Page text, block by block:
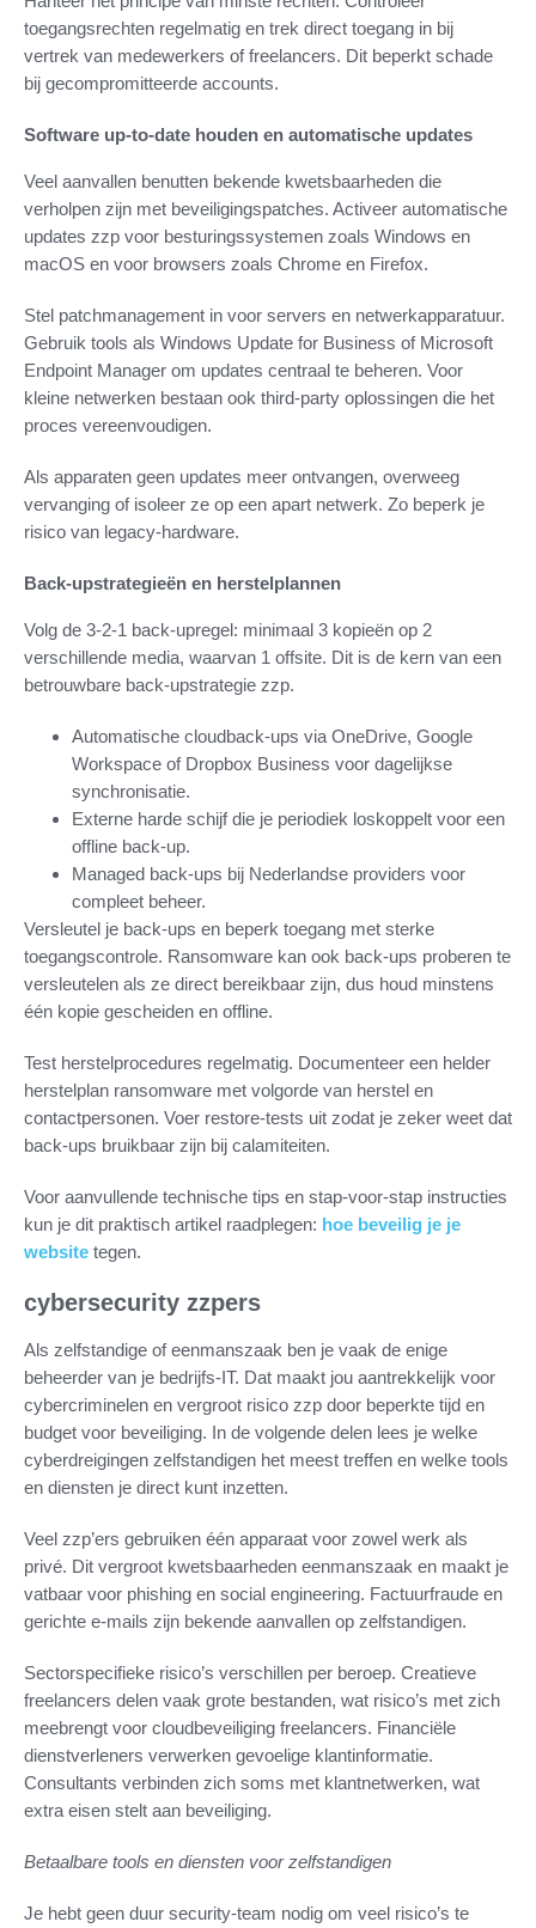
toegangsrechten regelmatig en trek direct toegang in bij
vertrek van medewerkers of freelancers. Dit beperkt schade
bij gecompromitteerde accounts.
Software up-to-date houden en automatische updates
Veel aanvallen benutten bekende kwetsbaarheden die
verholpen zijn met beveiligingspatches. Activeer automatische
updates zzp voor besturingssystemen zoals Windows en
macOS en voor browsers zoals Chrome en Firefox.
Stel patchmanagement in voor servers en netwerkapparatuur.
Gebruik tools als Windows Update for Business of Microsoft
Endpoint Manager om updates centraal te beheren. Voor
kleine netwerken bestaan ook third-party oplossingen die het
proces vereenvoudigen.
Als apparaten geen updates meer ontvangen, overweeg
vervanging of isoleer ze op een apart netwerk. Zo beperk je
risico van legacy-hardware.
Back-upstrategieën en herstelplannen
Volg de 3-2-1 back-upregel: minimaal 3 kopieën op 2
verschillende media, waarvan 1 offsite. Dit is de kern van een
betrouwbare back-upstrategie zzp.
Automatische cloudback-ups via OneDrive, Google
Workspace of Dropbox Business voor dagelijkse
synchronisatie.
Externe harde schijf die je periodiek loskoppelt voor een
offline back-up.
Managed back-ups bij Nederlandse providers voor
compleet beheer.
Versleutel je back-ups en beperk toegang met sterke
toegangscontrole. Ransomware kan ook back-ups proberen te
versleutelen als ze direct bereikbaar zijn, dus houd minstens
één kopie gescheiden en offline.
Test herstelprocedures regelmatig. Documenteer een helder
herstelplan ransomware met volgorde van herstel en
contactpersonen. Voer restore-tests uit zodat je zeker weet dat
back-ups bruikbaar zijn bij calamiteiten.
Voor aanvullende technische tips en stap-voor-stap instructies
kun je dit praktisch artikel raadplegen: hoe beveilig je je
website tegen.
cybersecurity zzpers
Als zelfstandige of eenmanszaak ben je vaak de enige
beheerder van je bedrijfs‑IT. Dat maakt jou aantrekkelijk voor
cybercriminelen en vergroot risico zzp door beperkte tijd en
budget voor beveiliging. In de volgende delen lees je welke
cyberdreigingen zelfstandigen het meest treffen en welke tools
en diensten je direct kunt inzetten.
Veel zzp’ers gebruiken één apparaat voor zowel werk als
privé. Dit vergroot kwetsbaarheden eenmanszaak en maakt je
vatbaar voor phishing en social engineering. Factuurfraude en
gerichte e-mails zijn bekende aanvallen op zelfstandigen.
Sectorspecifieke risico’s verschillen per beroep. Creatieve
freelancers delen vaak grote bestanden, wat risico’s met zich
meebrengt voor cloudbeveiliging freelancers. Financiële
dienstverleners verwerken gevoelige klantinformatie.
Consultants verbinden zich soms met klantnetwerken, wat
extra eisen stelt aan beveiliging.
Betaalbare tools en diensten voor zelfstandigen
Je hebt geen duur security-team nodig om veel risico’s te